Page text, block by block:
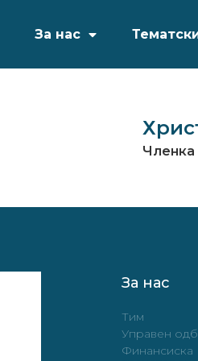
За нас
Членка
За нас
Тим
Управен
Финансиска